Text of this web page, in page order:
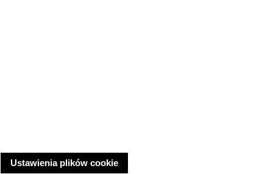
Ustawienia plików cookie